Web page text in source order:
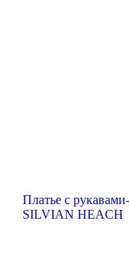
Платье с
SILVIAN HEACH